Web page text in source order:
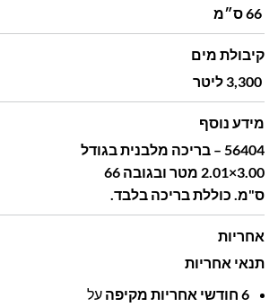
קיבולת מים
מידע נוסף
56404 – בריכה מלבנית בגודל
3.00×2.01 מטר ובגובה 66
ס"מ. כוללת בריכה בלבד.
אחריות
תנאי אחריות
6 חודשי אחריות מקיפה
על